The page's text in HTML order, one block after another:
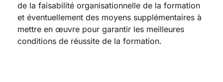
de la faisabilité organisationnelle de la formation
et éventuellement des moyens supplémentaires à
mettre en œuvre pour garantir les meilleures
conditions de réussite de la formation.